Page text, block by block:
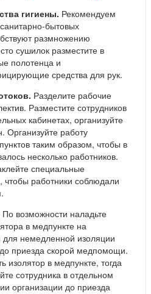
гигиены. Рекомендуем
бытовых
размножению
сушилок разместите в
полотенца и
средства для рук.
Разделите рабочие
Разместите сотрудников
кабинетах, организуйте
Организуйте работу
таким образом, чтобы в
несколько работников.
специальные
чтобы работники соблюдали
По возможности наладьте
в медпункте на
для немедленной изоляции
приезда скорой медпомощи.
изолятор в медпункте, тогда
сотрудника в отдельном
организации до приезда